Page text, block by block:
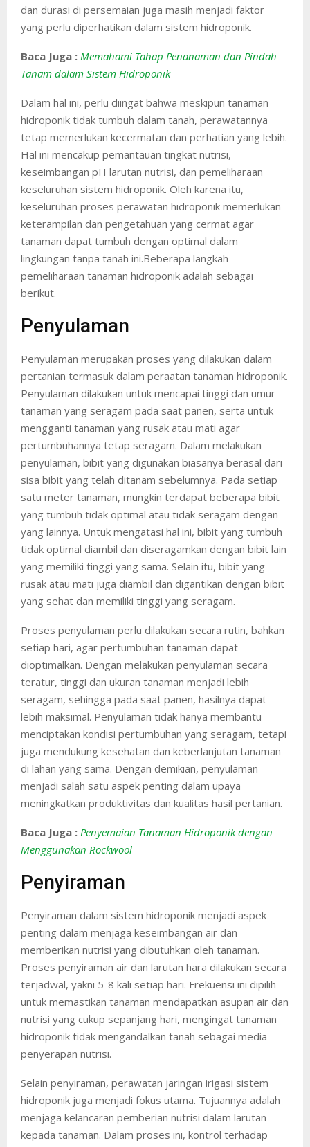
dan durasi di persemaian juga masih menjadi faktor
yang perlu diperhatikan dalam sistem hidroponik.
Baca Juga : Memahami Tahap Penanaman dan Pindah
Tanam dalam Sistem Hidroponik
Dalam hal ini, perlu diingat bahwa meskipun tanaman
hidroponik tidak tumbuh dalam tanah, perawatannya
tetap memerlukan kecermatan dan perhatian yang lebih.
Hal ini mencakup pemantauan tingkat nutrisi,
keseimbangan pH larutan nutrisi, dan pemeliharaan
keseluruhan sistem hidroponik. Oleh karena itu,
keseluruhan proses perawatan hidroponik memerlukan
keterampilan dan pengetahuan yang cermat agar
tanaman dapat tumbuh dengan optimal dalam
lingkungan tanpa tanah ini.Beberapa langkah
pemeliharaan tanaman hidroponik adalah sebagai
berikut.
Penyulaman
Penyulaman merupakan proses yang dilakukan dalam
pertanian termasuk dalam peraatan tanaman hidroponik.
Penyulaman dilakukan untuk mencapai tinggi dan umur
tanaman yang seragam pada saat panen, serta untuk
mengganti tanaman yang rusak atau mati agar
pertumbuhannya tetap seragam. Dalam melakukan
penyulaman, bibit yang digunakan biasanya berasal dari
sisa bibit yang telah ditanam sebelumnya. Pada setiap
satu meter tanaman, mungkin terdapat beberapa bibit
yang tumbuh tidak optimal atau tidak seragam dengan
yang lainnya. Untuk mengatasi hal ini, bibit yang tumbuh
tidak optimal diambil dan diseragamkan dengan bibit lain
yang memiliki tinggi yang sama. Selain itu, bibit yang
rusak atau mati juga diambil dan digantikan dengan bibit
yang sehat dan memiliki tinggi yang seragam.
Proses penyulaman perlu dilakukan secara rutin, bahkan
setiap hari, agar pertumbuhan tanaman dapat
dioptimalkan. Dengan melakukan penyulaman secara
teratur, tinggi dan ukuran tanaman menjadi lebih
seragam, sehingga pada saat panen, hasilnya dapat
lebih maksimal. Penyulaman tidak hanya membantu
menciptakan kondisi pertumbuhan yang seragam, tetapi
juga mendukung kesehatan dan keberlanjutan tanaman
di lahan yang sama. Dengan demikian, penyulaman
menjadi salah satu aspek penting dalam upaya
meningkatkan produktivitas dan kualitas hasil pertanian.
Baca Juga : Penyemaian Tanaman Hidroponik dengan
Menggunakan Rockwool
Penyiraman
Penyiraman dalam sistem hidroponik menjadi aspek
penting dalam menjaga keseimbangan air dan
memberikan nutrisi yang dibutuhkan oleh tanaman.
Proses penyiraman air dan larutan hara dilakukan secara
terjadwal, yakni 5-8 kali setiap hari. Frekuensi ini dipilih
untuk memastikan tanaman mendapatkan asupan air dan
nutrisi yang cukup sepanjang hari, mengingat tanaman
hidroponik tidak mengandalkan tanah sebagai media
penyerapan nutrisi.
Selain penyiraman, perawatan jaringan irigasi sistem
hidroponik juga menjadi fokus utama. Tujuannya adalah
menjaga kelancaran pemberian nutrisi dalam larutan
kepada tanaman. Dalam proses ini, kontrol terhadap